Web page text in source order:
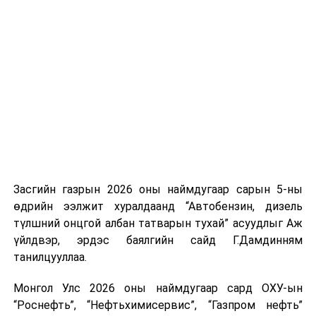
Засгийн газрын 2026 оны наймдугаар сарын 5-ны
өдрийн ээлжит хуралдаанд “Автобензин, дизель
түлшний онцгой албан татварын тухай” асуудлыг Аж
үйлдвэр, эрдэс баялгийн сайд Г.Дамдинням
танилцууллаа.
Монгол Улс 2026 оны наймдугаар сард ОХУ-ын
“Роснефть”, “Нефтьхимисервис”, “Газпром нефть”